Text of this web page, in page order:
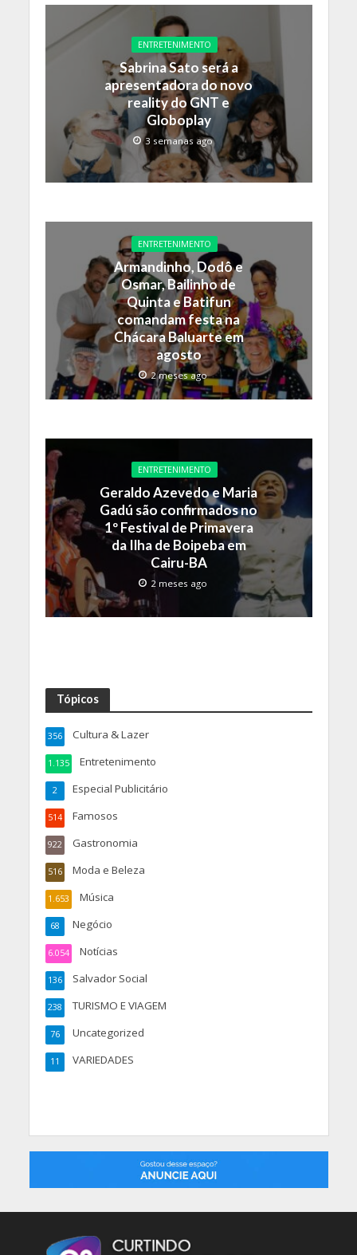
ENTRETENIMENTO
Sabrina Sato será a
apresentadora do novo
reality do GNT e
Globoplay
3 semanas ago
ENTRETENIMENTO
Armandinho, Dodô e
Osmar, Bailinho de
Quinta e Batifun
comandam festa na
Chácara Baluarte em
agosto
2 meses ago
ENTRETENIMENTO
Geraldo Azevedo e Maria
Gadú são confirmados no
1º Festival de Primavera
da Ilha de Boipeba em
Cairu-BA
2 meses ago
Tópicos
Cultura & Lazer
356
Entretenimento
1.135
Especial Publicitário
2
Famosos
514
Gastronomia
922
Moda e Beleza
516
Música
1.653
Negócio
68
Notícias
6.054
Salvador Social
136
TURISMO E VIAGEM
238
Uncategorized
76
VARIEDADES
11